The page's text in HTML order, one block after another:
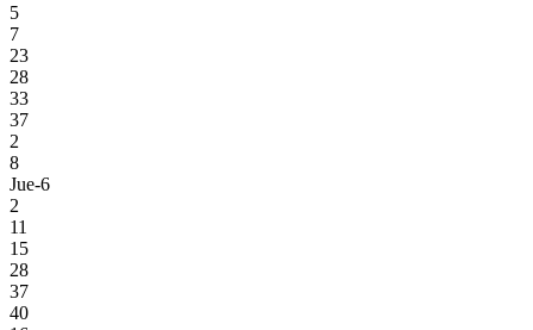
5
7
23
28
33
37
2
8
Jue-6
2
11
15
28
37
40